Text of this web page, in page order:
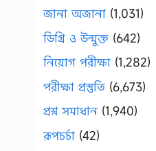
জানা অজানা (1,031)
ডিগ্রি ও উন্মুক্ত (642)
নিয়োগ পরীক্ষা (1,282)
পরীক্ষা প্রস্তুতি (6,673)
প্রশ্ন সমাধান (1,940)
রূপচর্চা (42)